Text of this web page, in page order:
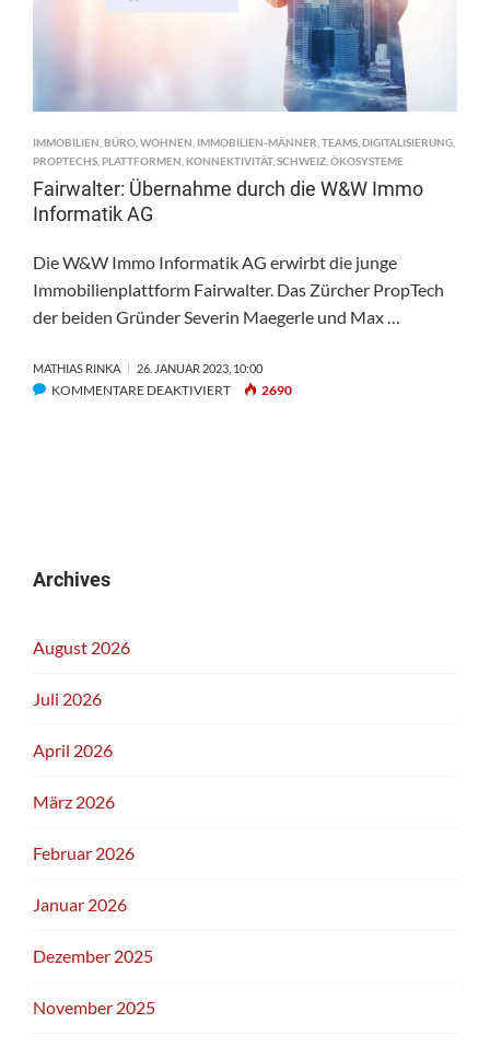
IMMOBILIEN,BÜRO,WOHNEN, IMMOBILIEN-MÄNNER,TEAMS,DIGITALISIERUNG,
PROPTECHS, PLATTFORMEN, KONNEKTIVITÄT,SCHWEIZ,ÖKOSYSTEME
Fairwalter: Übernahme durch die W&W Immo
Informatik AG
Die W&W Immo Informatik AG erwirbt die junge
Immobilienplattform Fairwalter. Das Zürcher PropTech
der beiden Gründer Severin Maegerle und Max …
MATHIAS RINKA 26. JANUAR 2023, 10:00
KOMMENTARE DEAKTIVIERTFÜR 2690
Archives
August 2026
Juli 2026
April 2026
März 2026
Februar 2026
Januar 2026
Dezember 2025
November 2025